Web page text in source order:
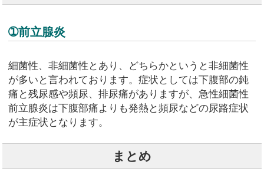
➀前立腺炎
細菌性、非細菌性とあり、どちらかというと非細菌性
が多いと言われております。症状としては下腹部の鈍
痛と残尿感や頻尿、排尿痛がありますが、急性細菌性
前立腺炎は下腹部痛よりも発熱と頻尿などの尿路症状
が主症状となります。
まとめ